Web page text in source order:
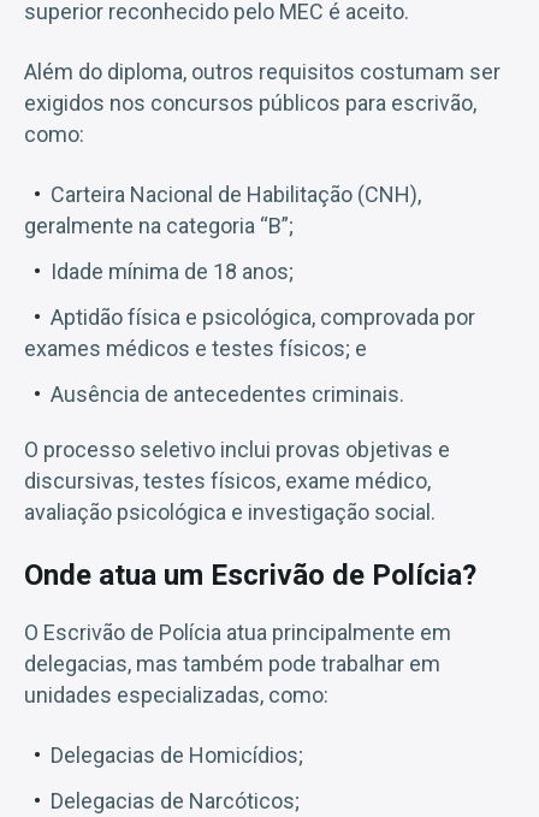
superior reconhecido pelo MEC é aceito.
Além do diploma, outros requisitos costumam ser
exigidos nos concursos públicos para escrivão,
como:
Carteira Nacional de Habilitação (CNH),
geralmente na categoria “B”;
Idade mínima de 18 anos;
Aptidão física e psicológica, comprovada por
exames médicos e testes físicos; e
Ausência de antecedentes criminais.
O processo seletivo inclui provas objetivas e
discursivas, testes físicos, exame médico,
avaliação psicológica e investigação social.
Onde atua um Escrivão de Polícia?
O Escrivão de Polícia atua principalmente em
delegacias, mas também pode trabalhar em
unidades especializadas, como:
Delegacias de Homicídios;
Delegacias de Narcóticos;